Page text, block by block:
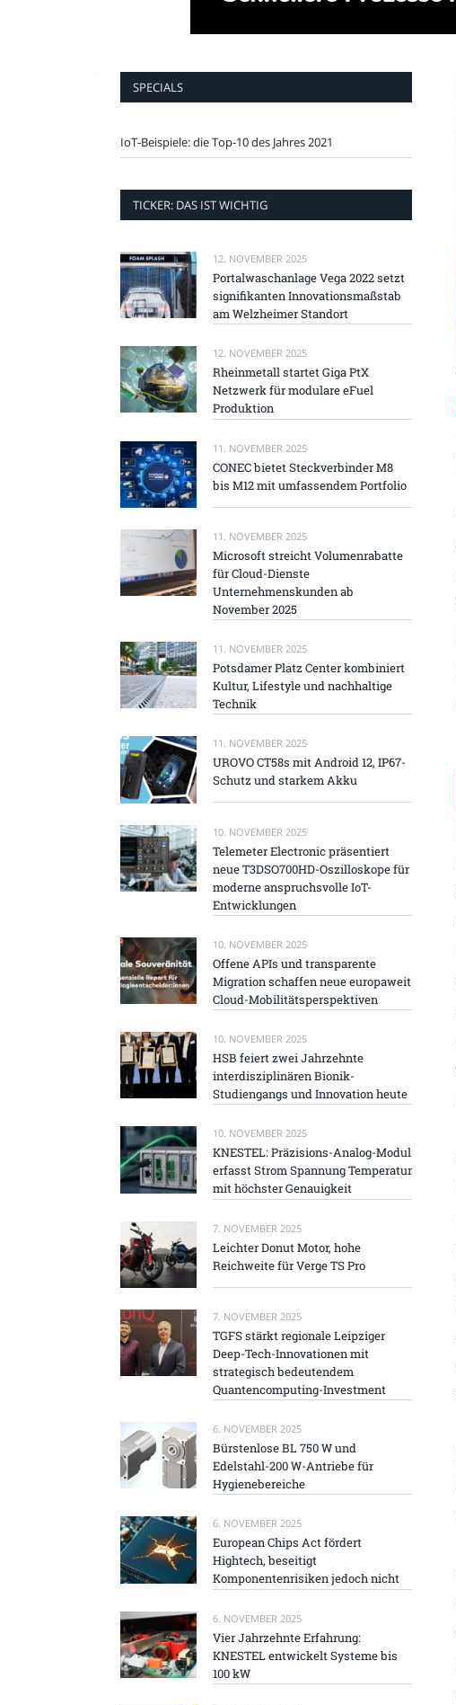
SPECIALS
IoT-Beispiele: die Top-10 des Jahres 2021
TICKER: DAS IST WICHTIG
12. NOVEMBER 2025
Portalwaschanlage Vega 2022 setzt
signifikanten Innovationsmaßstab
am Welzheimer Standort
12. NOVEMBER 2025
Rheinmetall startet Giga PtX
Netzwerk für modulare eFuel
Produktion
11. NOVEMBER 2025
CONEC bietet Steckverbinder M8
bis M12 mit umfassendem Portfolio
11. NOVEMBER 2025
Microsoft streicht Volumenrabatte
für Cloud-Dienste
Unternehmenskunden ab
November 2025
11. NOVEMBER 2025
Potsdamer Platz Center kombiniert
Kultur, Lifestyle und nachhaltige
Technik
11. NOVEMBER 2025
UROVO CT58s mit Android 12, IP67-
Schutz und starkem Akku
10. NOVEMBER 2025
Telemeter Electronic präsentiert
neue T3DSO700HD-Oszilloskope für
moderne anspruchsvolle IoT-
Entwicklungen
10. NOVEMBER 2025
Offene APIs und transparente
Migration schaffen neue europaweit
Cloud-Mobilitätsperspektiven
10. NOVEMBER 2025
HSB feiert zwei Jahrzehnte
interdisziplinären Bionik-
Studiengangs und Innovation heute
10. NOVEMBER 2025
KNESTEL: Präzisions-Analog-Modul
erfasst Strom Spannung Temperatur
mit höchster Genauigkeit
7. NOVEMBER 2025
Leichter Donut Motor, hohe
Reichweite für Verge TS Pro
7. NOVEMBER 2025
TGFS stärkt regionale Leipziger
Deep-Tech-Innovationen mit
strategisch bedeutendem
Quantencomputing-Investment
6. NOVEMBER 2025
Bürstenlose BL 750 W und
Edelstahl-200 W-Antriebe für
Hygienebereiche
6. NOVEMBER 2025
European Chips Act fördert
Hightech, beseitigt
Komponentenrisiken jedoch nicht
6. NOVEMBER 2025
Vier Jahrzehnte Erfahrung:
KNESTEL entwickelt Systeme bis
100 kW